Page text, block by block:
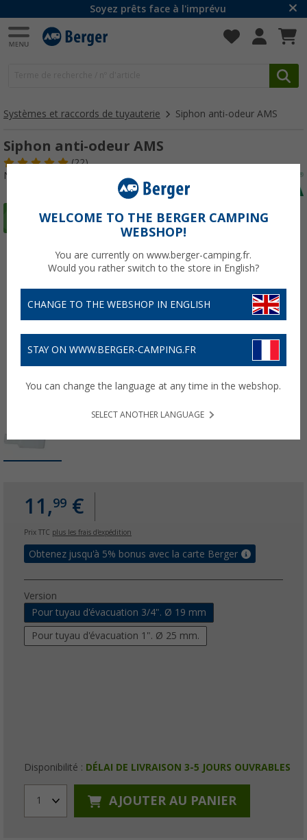
Soyez prêts face à l'imprévu
Systèmes et raccords de tuyauterie Siphon anti-odeur AMS
Siphon anti-odeur AMS
(22)
N° d'art : 122590
11,99 €
Prix TTC plus les frais d'expédition
Obtenez jusqu'à 5% bonus avec la carte Berger
Version
Pour tuyau d'évacuation 3/4". Ø 19 mm
Pour tuyau d'évacuation 1". Ø 25 mm.
Disponibilité : DÉLAI DE LIVRAISON 3-5 JOURS OUVRABLES
1 AJOUTER AU PANIER
WELCOME TO THE BERGER CAMPING
WEBSHOP!
You are currently on www.berger-camping.fr.
Would you rather switch to the store in English?
CHANGE TO THE WEBSHOP IN ENGLISH
STAY ON WWW.BERGER-CAMPING.FR
You can change the language at any time in the webshop.
SELECT ANOTHER LANGUAGE